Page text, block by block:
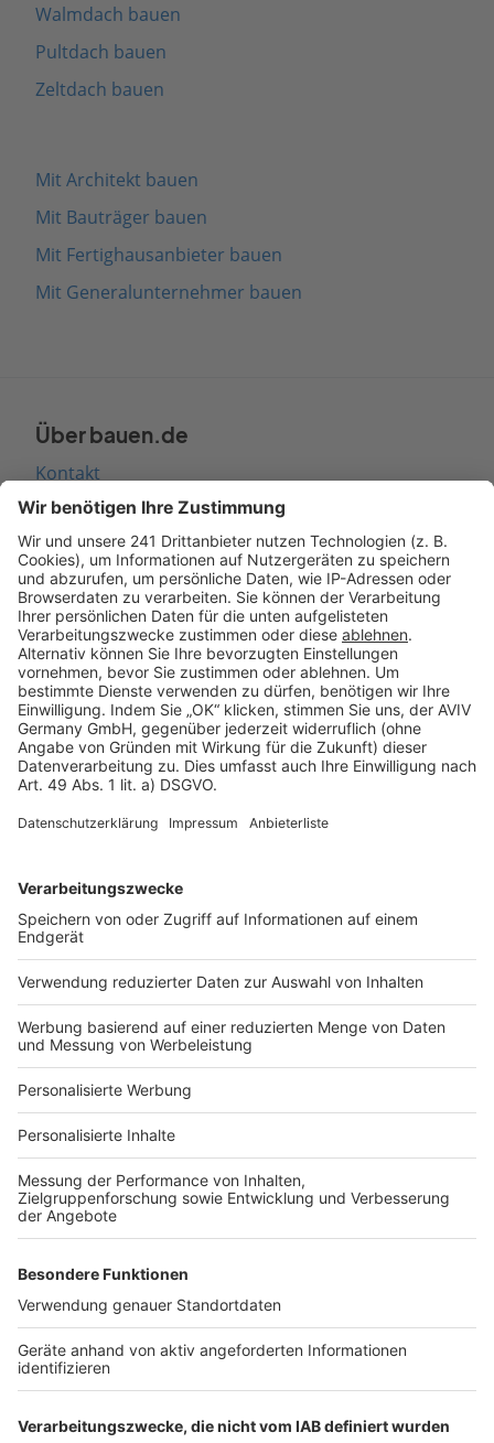
Walmdach bauen
Pultdach bauen
Zeltdach bauen
Mit Architekt bauen
Mit Bauträger bauen
Mit Fertighausanbieter bauen
Mit Generalunternehmer bauen
Über bauen.de
Kontakt
Seitenaufbau
Barrierefreiheit
Cookie Einstellungen
Rechtliches
AGB-Übersicht
Datenschutz
Impressum
Services
Bauprojekt-Quiz
Häuser-Suche
Hausanbieter-Suche
Bauprojekt-Profil
Für Unternehmen
Ihre Baufirma auf bauen.de
Kostenloses Infogespräch